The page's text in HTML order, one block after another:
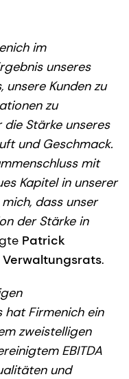
im
unseres
Kunden zu
zu
die Stärke unseres
und Geschmack.
mit
Kapitel in unserer
dass unser
der Stärke in
Patrick
.
hat Firmenich ein
zweistelligen
EBITDA
und